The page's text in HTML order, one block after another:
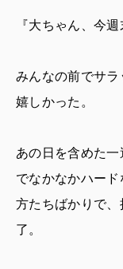
『大ちゃん、今
みんなの前でサラ
嬉しかった。
あの日を含めた
でなかなかハー
方たちばかりで
了。